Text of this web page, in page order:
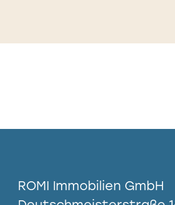
ROMI Immobilien GmbH